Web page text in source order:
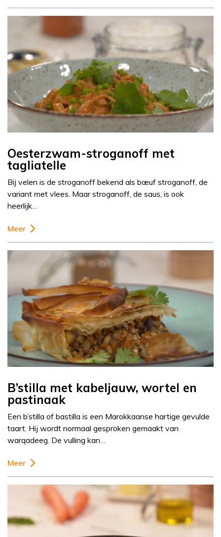
Oesterzwam-stroganoff met
tagliatelle
Bij velen is de stroganoff bekend als bœuf stroganoff, de
variant met vlees. Maar stroganoff, de saus, is ook
heerlijk…
Meer
B’stilla met kabeljauw, wortel en
pastinaak
Een b’stilla of bastilla is een Marokkaanse hartige gevulde
taart. Hij wordt normaal gesproken gemaakt van
warqadeeg. De vulling kan…
Meer